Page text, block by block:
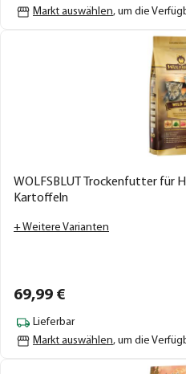
Markt auswählen, um die
WOLFSBLUT Trockenfutter für
Kartoffeln
+ Weitere Varianten
69,99 €
Lieferbar
Markt auswählen, um die